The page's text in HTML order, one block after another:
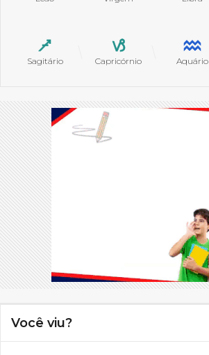
Sagitário Capricórnio Aquário
Você viu?